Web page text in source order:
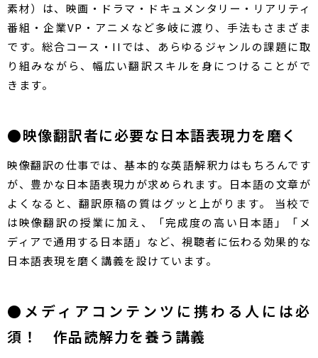
素材）は、映画・ドラマ・ドキュメンタリー・リアリティ
番組・企業VP・アニメなど多岐に渡り、手法もさまざま
です。総合コース・IIでは、あらゆるジャンルの課題に取
り組みながら、幅広い翻訳スキルを身につけることがで
きます。
●映像翻訳者に必要な日本語表現力を磨く
映像翻訳の仕事では、基本的な英語解釈力はもちろんです
が、豊かな日本語表現力が求められます。日本語の文章が
よくなると、翻訳原稿の質はグッと上がります。 当校で
は映像翻訳の授業に加え、「完成度の高い日本語」「メ
ディアで通用する日本語」など、視聴者に伝わる効果的な
日本語表現を磨く講義を設けています。
●メディアコンテンツに携わる人には必
須！ 作品読解力を養う講義